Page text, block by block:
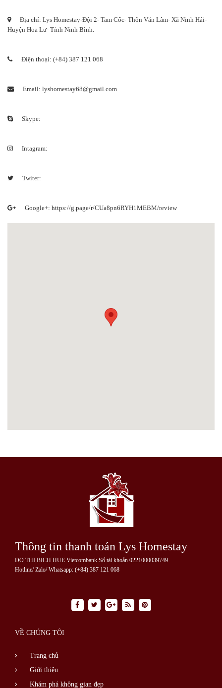
Địa chỉ: Lys Homestay-Đội 2- Tam Cốc- Thôn Văn Lâm- Xã Ninh Hải-
Huyện Hoa Lư- Tỉnh Ninh Bình.
Điện thoại: (+84) 387 121 068
Email: lyshomestay68@gmail.com
Skype:
Intagram:
Twiter:
Google+: https://g.page/r/CUa8pn6RYH1MEBM/review
Thông tin thanh toán Lys Homestay
DO THI BICH HUE Vietcombank Số tài khoản 0221000039749
Hotline/ Zalo/ Whatsapp: (+84) 387 121 068
VỀ CHÚNG TÔI
Trang chủ
Giới thiệu
Khám phá không gian đẹp